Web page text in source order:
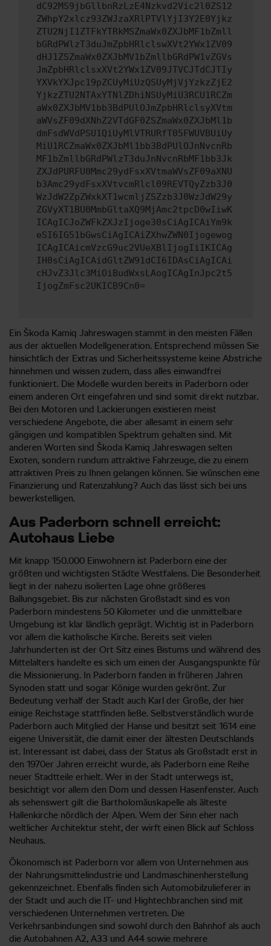
dC92MS9jbGllbnRzLzE4Nzkvd2Vic2l0ZS12
ZWhpY2xlcz93ZWJzaXRlPTVlYjI3Y2E0Yjkz
ZTU2NjI1ZTFkYTRkMSZmaWx0ZXJbMF1bZmll
bGRdPWlzT3duJmZpbHRlclswXVt2YWx1ZV09
dHJ1ZSZmaWx0ZXJbMV1bZmllbGRdPW1vZGVs
JmZpbHRlclsxXVt2YWx1ZV09JTVCJTdCJTIy
YXVkYXJpc19pZCUyMiUzQSUyMjVjYzkzZjE2
YjkzZTU2NTAxYTNlZDhiNSUyMiU3RCU1RCZm
aWx0ZXJbMV1bb3BdPUlOJmZpbHRlclsyXVtm
aWVsZF09dXNhZ2VTdGF0ZSZmaWx0ZXJbMl1b
dmFsdWVdPSU1QiUyMlVTRURfT05FWUVBUiUy
MiU1RCZmaWx0ZXJbMl1bb3BdPUlOJnNvcnRb
MF1bZmllbGRdPWlzT3duJnNvcnRbMF1bb3Jk
ZXJdPURFU0Mmc29ydFsxXVtmaWVsZF09aXNU
b3Amc29ydFsxXVtvcmRlcl09REVTQyZzb3J0
WzJdW2ZpZWxkXT1wcmljZSZzb3J0WzJdW29y
ZGVyXT1BU0MmbGltaXQ9MjAmc2tpcD0wIiwK
ICAgICJoZWFkZXJzIjoge30sCiAgICAiYm9k
eSI6IG51bGwsCiAgICAiZXhwZWN0Ijogewog
ICAgICAicmVzcG9uc2VUeXBlIjogIiIKICAg
IH0sCiAgICAidGltZW91dCI6IDAsCiAgICAi
cHJvZ3Jlc3MiOiBudWxsLAogICAgInJpc2t5
IjogZmFsc2UKICB9Cn0=
Ein Škoda Kamiq Jahreswagen stammt in den meisten Fällen
aus der aktuellen Modellgeneration. Entsprechend müssen Sie
hinsichtlich der Extras und Sicherheitssysteme keine Abstriche
hinnehmen und wissen zudem, dass alles einwandfrei
funktioniert. Die Modelle wurden bereits in Paderborn oder
einem anderen Ort eingefahren und sind somit direkt nutzbar.
Bei den Motoren und Lackierungen existieren meist
verschiedene Angebote, die aber allesamt in einem sehr
gängigen und kompatiblen Spektrum gehalten sind. Mit
anderen Worten sind Škoda Kamiq Jahreswagen selten
Exoten, sondern rundum attraktive Fahrzeuge, die zu einem
attraktiven Preis zu Ihnen gelangen können. Sie wünschen eine
Finanzierung und Ratenzahlung? Auch das lässt sich bei uns
bewerkstelligen.
Aus Paderborn schnell erreicht:
Autohaus Liebe
Mit knapp 150.000 Einwohnern ist Paderborn eine der
größten und wichtigsten Städte Westfalens. Die Besonderheit
liegt in der nahezu isolierten Lage ohne größeres
Ballungsgebiet. Bis zur nächsten Großstadt sind es von
Paderborn mindestens 50 Kilometer und die unmittelbare
Umgebung ist klar ländlich geprägt. Wichtig ist in Paderborn
vor allem die katholische Kirche. Bereits seit vielen
Jahrhunderten ist der Ort Sitz eines Bistums und während des
Mittelalters handelte es sich um einen der Ausgangspunkte für
die Missionierung. In Paderborn fanden in früheren Jahren
Synoden statt und sogar Könige wurden gekrönt. Zur
Bedeutung verhalf der Stadt auch Karl der Große, der hier
einige Reichstage stattfinden ließe. Selbstverständlich wurde
Paderborn auch Mitglied der Hanse und besitzt seit 1614 eine
eigene Universität, die damit einer der ältesten Deutschlands
ist. Interessant ist dabei, dass der Status als Großstadt erst in
den 1970er Jahren erreicht wurde, als Paderborn eine Reihe
neuer Stadtteile erhielt. Wer in der Stadt unterwegs ist,
besichtigt vor allem den Dom und dessen Hasenfenster. Auch
als sehenswert gilt die Bartholomäuskapelle als älteste
Hallenkirche nördlich der Alpen. Wem der Sinn eher nach
weltlicher Architektur steht, der wirft einen Blick auf Schloss
Neuhaus.
Ökonomisch ist Paderborn vor allem von Unternehmen aus
der Nahrungsmittelindustrie und Landmaschinenherstellung
gekennzeichnet. Ebenfalls finden sich Automobilzulieferer in
der Stadt und auch die IT- und Hightechbranchen sind mit
verschiedenen Unternehmen vertreten. Die
Verkehrsanbindungen sind sowohl durch den Bahnhof als auch
die Autobahnen A2, A33 und A44 sowie mehrere